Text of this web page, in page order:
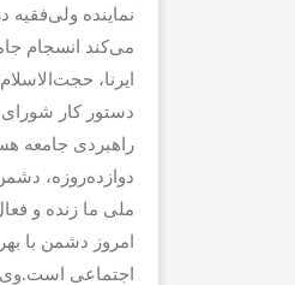
نماینده
می‌کند انسجام
ایرنا،
دستور کار شورای
راهبردی جامعه
دوازده‌روزه،
ملی ما زنده و
امروز دشمن با
اجتماعی است.وی